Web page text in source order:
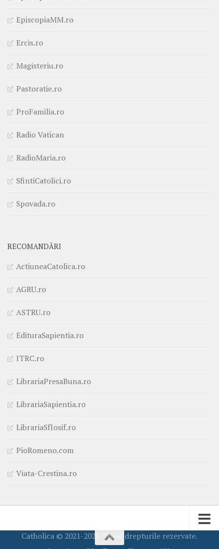
EpiscopiaMM.ro
Ercis.ro
Magisteriu.ro
Pastoratie.ro
ProFamilia.ro
Radio Vatican
RadioMaria.ro
SfintiCatolici.ro
Spovada.ro
RECOMANDĂRI
ActiuneaCatolica.ro
AGRU.ro
ASTRU.ro
EdituraSapientia.ro
ITRC.ro
LibrariaPresaBuna.ro
LibrariaSapientia.ro
LibrariaSfIosif.ro
PioRomeno.com
Viata-Crestina.ro
Catholica © 2021-2026. Toate drepturile rezervate.